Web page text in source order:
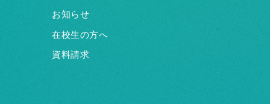
お知らせ
在校生の方へ
資料請求